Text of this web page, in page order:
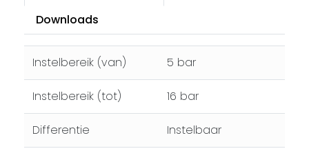
Downloads
Instelbereik (van) 5 bar
Instelbereik (tot) 16 bar
Differentie Instelbaar